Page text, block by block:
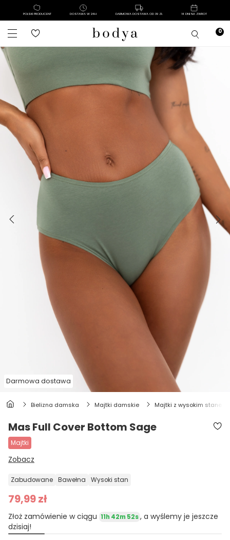
POLSKI PRODUCENT DOSTAWA W 24H DARMOWA DOSTAWA OD 39 ZŁ 14 DNI NA ZWROT
Darmowa dostawa
bielizna damska majtki damskie majtki z wysokim stanem
Mas Full Cover Bottom Sage
majtki
Zobacz
zabudowane bawełna wysoki stan
79,99 zł
Złoż zamówienie w ciągu 11h 42m 52s, a wyślemy je jeszcze
dzisiaj!